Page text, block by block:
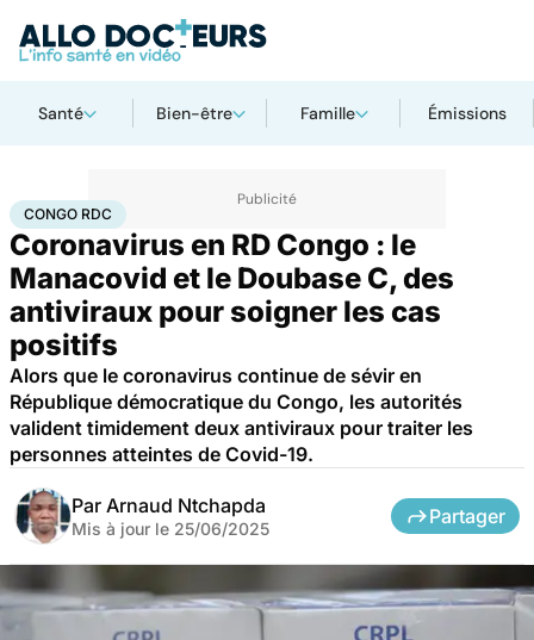
Santé Bien-être Famille Émissions
AccueilSantéMédicaments Congo RDC
CONGO RDC
Coronavirus en RD Congo : le
Manacovid et le Doubase C, des
antiviraux pour soigner les cas
positifs
Alors que le coronavirus continue de sévir en
République démocratique du Congo, les autorités
valident timidement deux antiviraux pour traiter les
personnes atteintes de Covid-19.
Par Arnaud Ntchapda
Mis à jour le 25/06/2025
Partager